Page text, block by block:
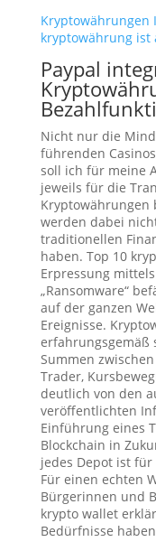
Kryptowährungen
kryptowährung ist
Paypal
Nicht nur die
führenden
soll ich für meine
jeweils für die
Kryptowährungen
werden dabei
traditionellen
haben. Top 10
Erpressung
„Ransomware“
auf der ganzen
Ereignisse.
erfahrungsgemäß
Summen
Trader,
deutlich von den
veröffentlichten
Einführung eines
Blockchain in
jedes Depot ist
Für einen echten
Bürgerinnen und
krypto wallet
Bedürfnisse